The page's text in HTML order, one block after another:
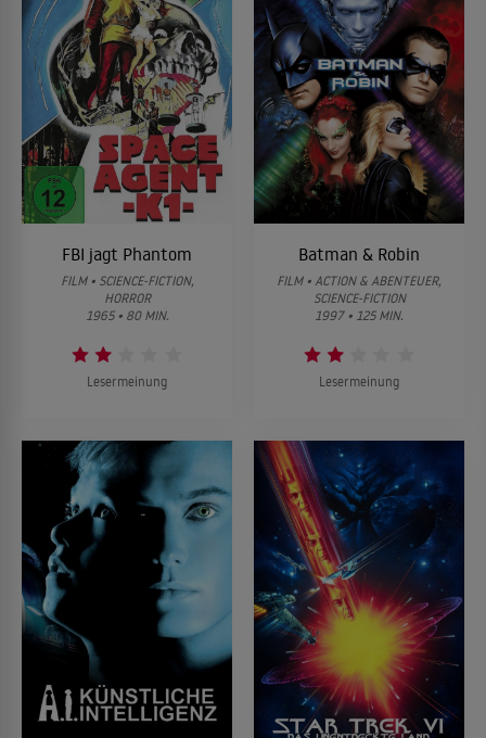
FBI jagt Phantom
FILM • SCIENCE-FICTION,
HORROR
1965 • 80 MIN.
Lesermeinung
Batman & Robin
FILM • ACTION & ABENTEUER,
SCIENCE-FICTION
1997 • 125 MIN.
Lesermeinung